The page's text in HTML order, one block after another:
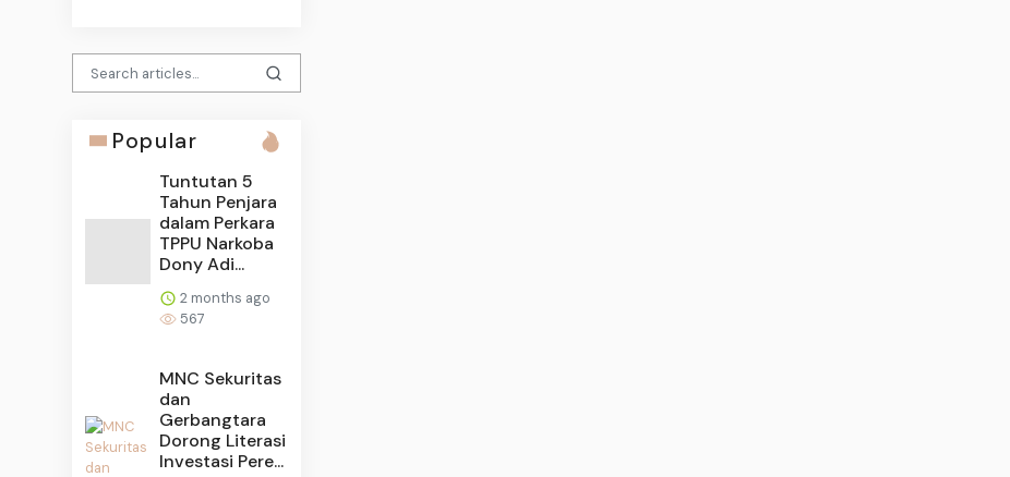
Popular
Tuntutan 5
Tahun Penjara
dalam Perkara
TPPU Narkoba
Dony Adi...
2 months ago
567
MNC Sekuritas
dan
Gerbangtara
Dorong Literasi
Investasi Pere...